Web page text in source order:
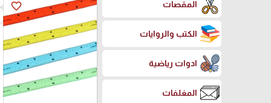
المقصات
الكتب والروايات
ادوات رياضية
المغلفات
favorite_border